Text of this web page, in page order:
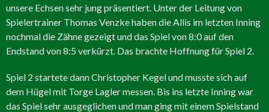
unsere Echsen sehr jung präsentiert. Unter der Leitung von
Spielertrainer Thomas Venzke haben die Allis im letzten Inning
nochmal die Zähne gezeigt und das Spiel von 8:0 auf den
Endstand von 8:5 verkürzt. Das brachte Hoffnung für Spiel 2.
Spiel 2 startete dann Christopher Kegel und musste sich auf
dem Hügel mit Torge Lagler messen. Bis ins letzte Inning war
das Spiel sehr ausgeglichen und man ging mit einem Spielstand